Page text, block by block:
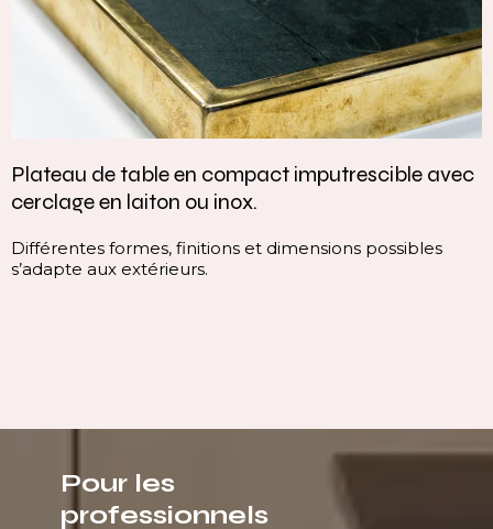
Plateau de table en compact imputrescible avec
cerclage en laiton ou inox.
Différentes formes, finitions et dimensions possibles
s’adapte aux extérieurs.
Pour les
professionnels